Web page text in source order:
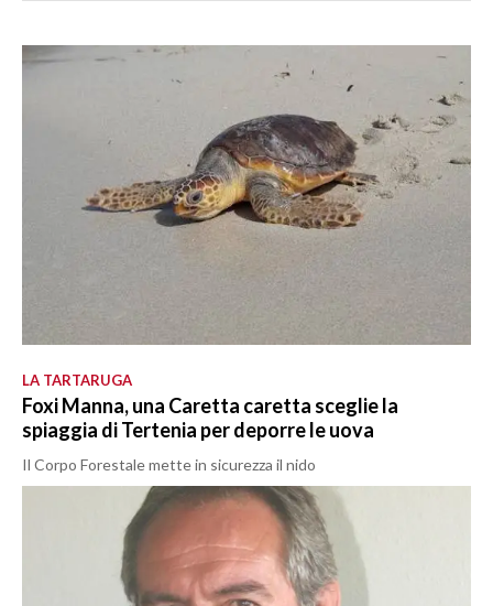
LA TARTARUGA
Foxi Manna, una Caretta caretta sceglie la
spiaggia di Tertenia per deporre le uova
Il Corpo Forestale mette in sicurezza il nido